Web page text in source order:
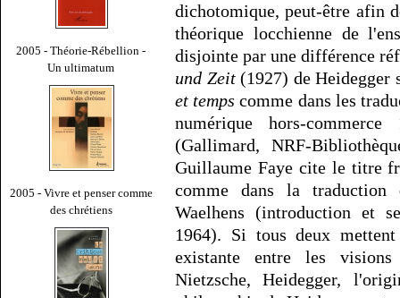
2005 - Théorie-Rébellion -
Un ultimatum
2005 - Vivre et penser comme
des chrétiens
dichotomique, peut-être afin
théorique locchienne de
disjointe par une différence
und Zeit(1927) de Heidegger
et temps comme dans les
numérique hors-
(Gallimard, NRF-
Guillaume Faye cite le titre
comme dans la
Waelhens (introduction et
1964). Si tous deux
existante entre les
Nietzsche, Heidegger,